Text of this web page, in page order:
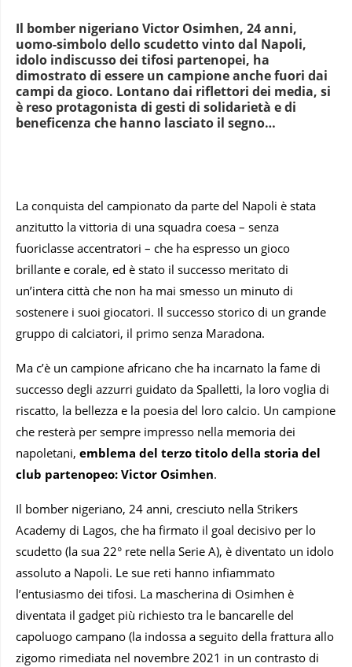
Il bomber nigeriano Victor Osimhen, 24 anni,
uomo-simbolo dello scudetto vinto dal Napoli,
idolo indiscusso dei tifosi partenopei, ha
dimostrato di essere un campione anche fuori dai
campi da gioco. Lontano dai riflettori dei media, si
è reso protagonista di gesti di solidarietà e di
beneficenza che hanno lasciato il segno…
La conquista del campionato da parte del Napoli è stata
anzitutto la vittoria di una squadra coesa – senza
fuoriclasse accentratori – che ha espresso un gioco
brillante e corale, ed è stato il successo meritato di
un’intera città che non ha mai smesso un minuto di
sostenere i suoi giocatori. Il successo storico di un grande
gruppo di calciatori, il primo senza Maradona.
Ma c’è un campione africano che ha incarnato la fame di
successo degli azzurri guidato da Spalletti, la loro voglia di
riscatto, la bellezza e la poesia del loro calcio. Un campione
che resterà per sempre impresso nella memoria dei
napoletani, emblema del terzo titolo della storia del
club partenopeo: Victor Osimhen.
Il bomber nigeriano, 24 anni, cresciuto nella Strikers
Academy di Lagos, che ha firmato il goal decisivo per lo
scudetto (la sua 22° rete nella Serie A), è diventato un idolo
assoluto a Napoli. Le sue reti hanno infiammato
l’entusiasmo dei tifosi. La mascherina di Osimhen è
diventata il gadget più richiesto tra le bancarelle del
capoluogo campano (la indossa a seguito della frattura allo
zigomo rimediata nel novembre 2021 in un contrasto di